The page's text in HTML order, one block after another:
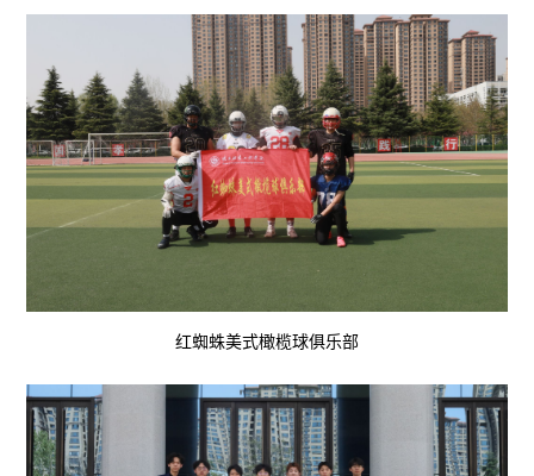
红蜘蛛美式橄榄球俱乐部